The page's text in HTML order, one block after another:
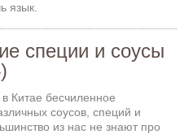
язык.
специи и соусы
в Китае бесчиленное
соусов, специй и
из нас не знают про